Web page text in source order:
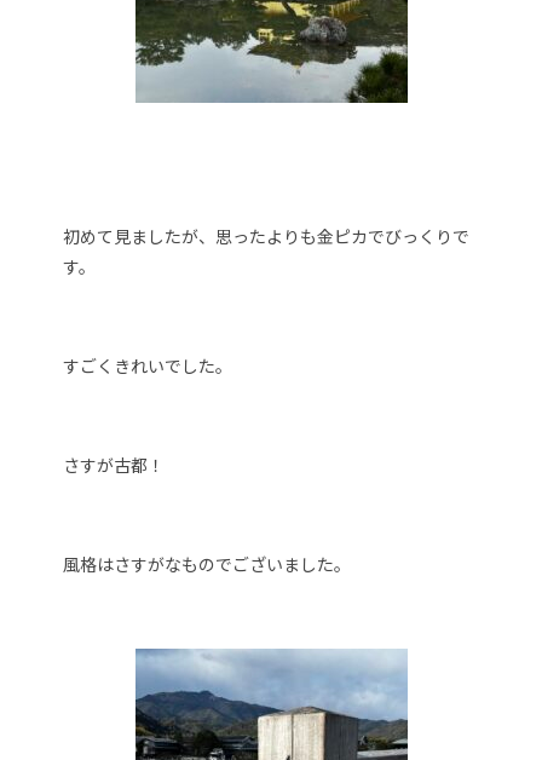
初めて見ましたが、思ったよりも金ピカでびっくりで
す。
すごくきれいでした。
さすが古都！
風格はさすがなものでございました。